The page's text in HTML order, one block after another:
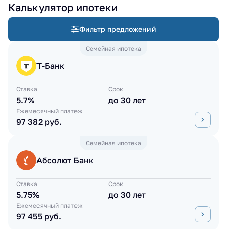
Калькулятор ипотеки
Фильтр предложений
Семейная ипотека
Т-Банк
Ставка
5.7%
Срок
до 30 лет
Ежемесячный платеж
97 382 руб.
Семейная ипотека
Абсолют Банк
Ставка
5.75%
Срок
до 30 лет
Ежемесячный платеж
97 455 руб.